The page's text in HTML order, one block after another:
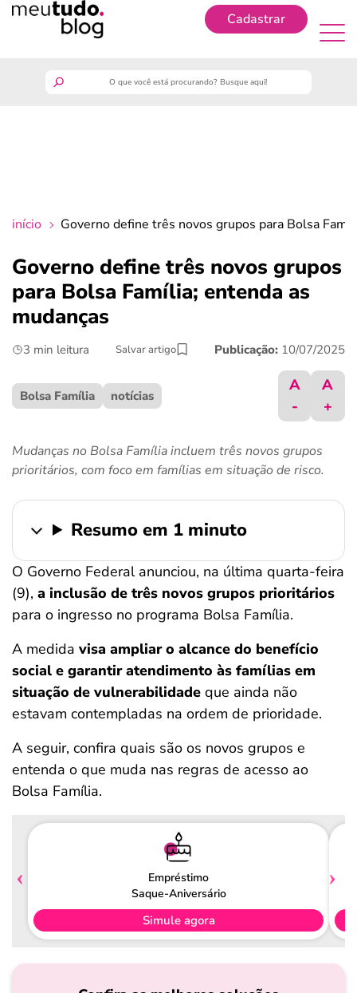
Cadastrar
crédito fácil
últimas notícias
início Governo define três novos grupos para Bolsa
Governo define três novos grupos
para Bolsa Família; entenda as
mudanças
3 min leitura Salvar artigo Publicação: 10/07/2025
Bolsa Família notícias
A
-
A
+
Mudanças no Bolsa Família incluem três novos grupos
prioritários, com foco em famílias em situação de risco.
Resumo em 1 minuto
O Governo Federal anunciou, na última quarta-feira
(9), a inclusão de três novos grupos prioritários
para o ingresso no programa Bolsa Família.
A medida visa ampliar o alcance do benefício
social e garantir atendimento às famílias em
situação de vulnerabilidade que ainda não
estavam contempladas na ordem de prioridade.
A seguir, confira quais são os novos grupos e
entenda o que muda nas regras de acesso ao
Bolsa Família.
Empréstimo
Saque-Aniversário
Simule agora